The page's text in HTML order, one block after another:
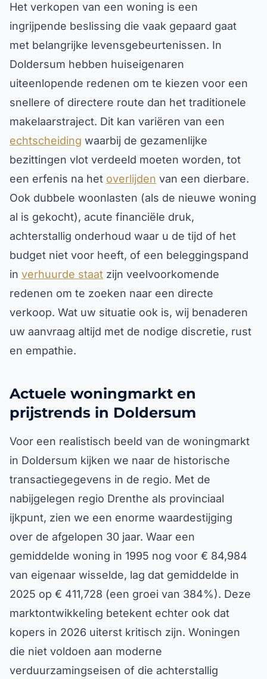
Het verkopen van een woning is een
ingrijpende beslissing die vaak gepaard gaat
met belangrijke levensgebeurtenissen. In
Doldersum hebben huiseigenaren
uiteenlopende redenen om te kiezen voor een
snellere of directere route dan het traditionele
makelaarstraject. Dit kan variëren van een
echtscheiding waarbij de gezamenlijke
bezittingen vlot verdeeld moeten worden, tot
een erfenis na het overlijden van een dierbare.
Ook dubbele woonlasten (als de nieuwe woning
al is gekocht), acute financiële druk,
achterstallig onderhoud waar u de tijd of het
budget niet voor heeft, of een beleggingspand
in verhuurde staat zijn veelvoorkomende
redenen om te zoeken naar een directe
verkoop. Wat uw situatie ook is, wij benaderen
uw aanvraag altijd met de nodige discretie, rust
en empathie.
Actuele woningmarkt en
prijstrends in Doldersum
Voor een realistisch beeld van de woningmarkt
in Doldersum kijken we naar de historische
transactiegegevens in de regio. Met de
nabijgelegen regio Drenthe als provinciaal
ijkpunt, zien we een enorme waardestijging
over de afgelopen 30 jaar. Waar een
gemiddelde woning in 1995 nog voor € 84,984
van eigenaar wisselde, lag dat gemiddelde in
2025 op € 411,728 (een groei van 384%). Deze
marktontwikkeling betekent echter ook dat
kopers in 2026 uiterst kritisch zijn. Woningen
die niet voldoen aan moderne
verduurzamingseisen of die achterstallig